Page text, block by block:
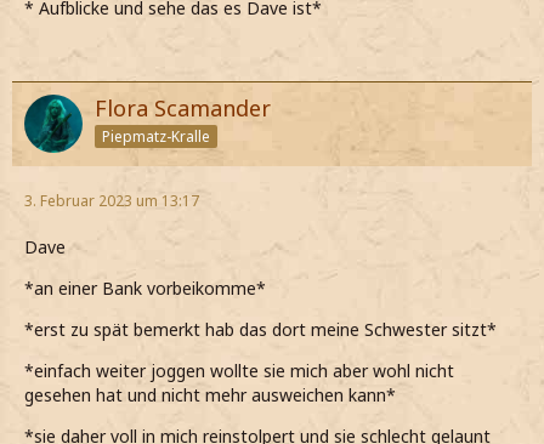
* Aufblicke und sehe das es Dave ist*
Flora Scamander
Piepmatz-Kralle
3. Februar 2023 um 13:17
Dave
*an einer Bank vorbeikomme*
*erst zu spät bemerkt hab das dort meine Schwester sitzt*
*einfach weiter joggen wollte sie mich aber wohl nicht
gesehen hat und nicht mehr ausweichen kann*
*sie daher voll in mich reinstolpert und sie schlecht gelaunt